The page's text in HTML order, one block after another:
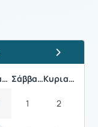
Επόμενος
Παρασκευή Σάββατο Κυριακή
1 2